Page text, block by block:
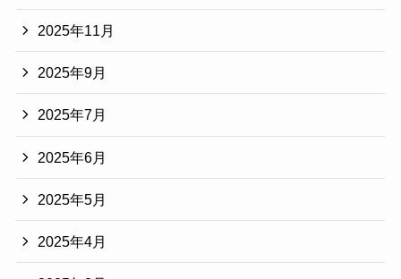
2025年11月
2025年9月
2025年7月
2025年6月
2025年5月
2025年4月